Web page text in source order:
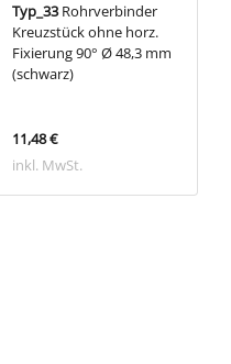
Typ_33Rohrverbinder
Kreuzstück ohne horz.
Fixierung 90° Ø 48,3 mm
(schwarz)
11,48 €
inkl. MwSt.